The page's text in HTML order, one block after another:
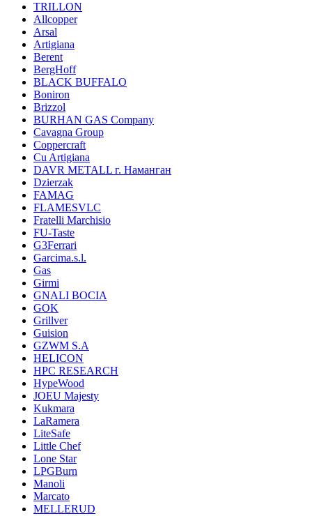
TRILLON
Allcopper
Arsal
Artigiana
Berent
BergHoff
BLACK BUFFALO
Boniron
Brizzol
BURHAN GAS Company
Cavagna Group
Coppercraft
Cu Artigiana
DAVR METALL г. Наманган
Dzierzak
FAMAG
FLAMESVLC
Fratelli Marchisio
FU-Taste
G3Ferrari
Garcima.s.l.
Gas
Girmi
GNALI BOCIA
GOK
Grillver
Guision
GZWM S.A
HELICON
HPC RESEARCH
HypeWood
JOEU Majesty
Kukmara
LaRamera
LiteSafe
Little Chef
Lone Star
LPGBurn
Manoli
Marcato
MELLERUD